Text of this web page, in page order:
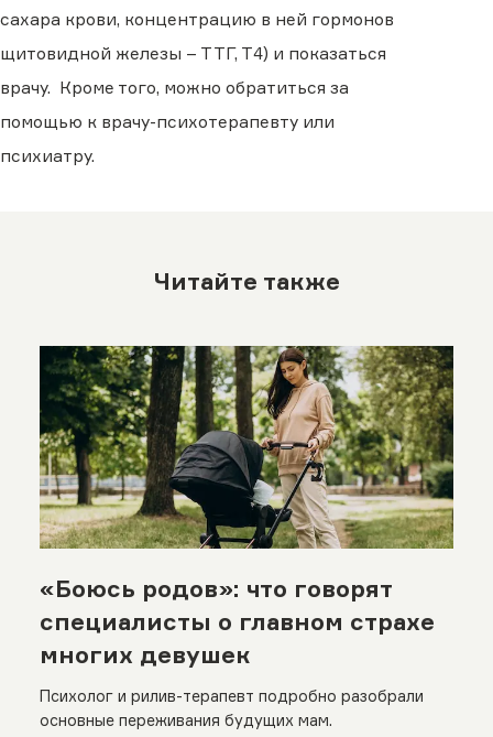
сахара крови, концентрацию в ней гормонов
щитовидной железы – ТТГ, Т4) и показаться
врачу. Кроме того, можно обратиться за
помощью к врачу-психотерапевту или
психиатру.
Читайте также
«Боюсь родов»: что говорят
специалисты о главном страхе
многих девушек
Психолог и рилив-терапевт подробно разобрали
основные переживания будущих мам.